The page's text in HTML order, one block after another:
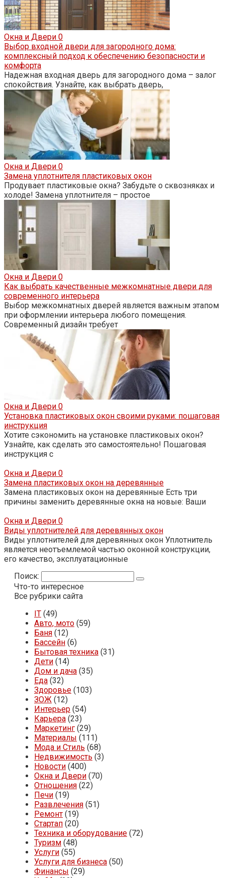
Окна и Двери 0
Выбор входной двери для загородного дома:
комплексный подход к обеспечению безопасности и
комфорта
Надежная входная дверь для загородного дома – залог
спокойствия. Узнайте, как выбрать дверь,
Окна и Двери 0
Замена уплотнителя пластиковых окон
Продувает пластиковые окна? Забудьте о сквозняках и
холоде! Замена уплотнителя – простое
Окна и Двери 0
Как выбрать качественные межкомнатные двери для
современного интерьера
Выбор межкомнатных дверей является важным этапом
при оформлении интерьера любого помещения.
Современный дизайн требует
Окна и Двери 0
Установка пластиковых окон своими руками: пошаговая
инструкция
Хотите сэкономить на установке пластиковых окон?
Узнайте, как сделать это самостоятельно! Пошаговая
инструкция с
Окна и Двери 0
Замена пластиковых окон на деревянные
Замена пластиковых окон на деревянные Есть три
причины заменить деревянные окна на новые: Ваши
Окна и Двери 0
Виды уплотнителей для деревянных окон
Виды уплотнителей для деревянных окон Уплотнитель
является неотъемлемой частью оконной конструкции,
его качество, эксплуатационные
Поиск:
Что-то интересное
Все рубрики сайта
IT (49)
Авто, мото (59)
Баня (12)
Бассейн (6)
Бытовая техника (31)
Дети (14)
Дом и дача (35)
Еда (32)
Здоровье (103)
ЗОЖ (12)
Интерьер (54)
Карьера (23)
Маркетинг (29)
Материалы (111)
Мода и Стиль (68)
Недвижимость (3)
Новости (400)
Окна и Двери (70)
Отношения (22)
Печи (19)
Развлечения (51)
Ремонт (19)
Стартап (20)
Техника и оборудование (72)
Туризм (48)
Услуги (55)
Услуги для бизнеса (50)
Финансы (29)